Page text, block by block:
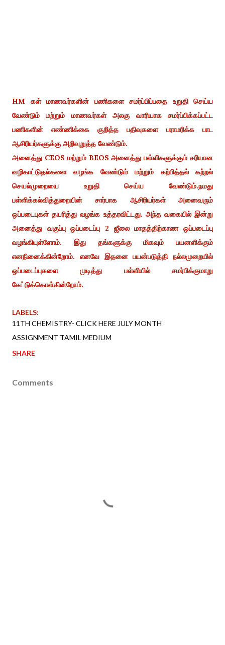
HM கள் மாணவர்களின் பணிகளை சமர்ப்பிப்பதை உறுதி செய்ய
வேண்டும் மற்றும் மாணவர்கள் அலகு வாரியாக சமர்ப்பிக்கப்பட்ட
பணிகளின் எண்ணிக்கை குறித்த பதிவுகளை பராமரிக்க பாட
ஆசிரியர்களுக்கு அறிவுறுத்த வேண்டும்.
அனைத்து CEOS மற்றும் BEOS அனைத்து பள்ளிகளுக்கும் சரியான
வழிகாட்டுதல்களை வழங்க வேண்டும் மற்றும் கற்பித்தல் கற்றல்
செயல்முறையை உறுதி செய்ய வேண்டும்.நமது
பள்ளிக்கல்வித்துறையின் சார்பாக ஆசிரியர்கள் அனைவரும்
ஒப்படைபுகள் தயரித்து வழங்க உத்தரவிட்டது. அந்த வகையில் இன்று
அனைத்து வகுப்பு ஒப்படைப்பு 2 ஜீலை மாதத்திற்காண ஒப்படைப்பு
வழங்கியுள்ளோம். இது தங்களுக்கு மிகவும் பயனளிக்கும்
எனநினைக்கின்றோம். எனவே இதனை பயன்படுத்தி நல்லமுறையில்
ஒப்படைப்புகளை முடித்து பள்ளியில் சமர்பிக்குமாறு
கேட்டுக்கொள்கின்றோம்.
LABELS:
11TH CHEMISTRY- CLICK HERE JULY MONTH
ASSIGNMENT TAMIL MEDIUM
SHARE
Comments